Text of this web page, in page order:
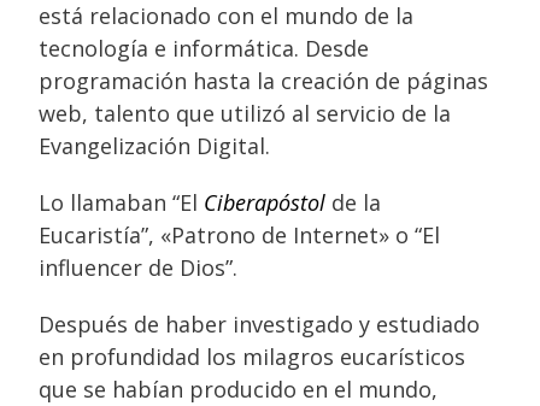
está relacionado con el mundo de la
tecnología e informática. Desde
programación hasta la creación de páginas
web, talento que utilizó al servicio de la
Evangelización Digital.
Lo llamaban “El Ciberapóstol de la
Eucaristía”, «Patrono de Internet» o “El
influencer de Dios”.
Después de haber investigado y estudiado
en profundidad los milagros eucarísticos
que se habían producido en el mundo,